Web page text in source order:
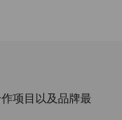
项目以及品牌最